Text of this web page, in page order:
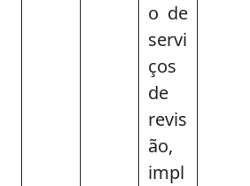
o de
servi
ços
de
revis
ão,
impl